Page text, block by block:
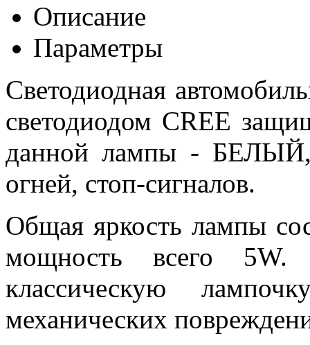
Описание
Параметры
Светодиодная
светодиодом CREE
данной лампы - БЕЛЫЙ,
огней, стоп-сигналов.
Общая яркость лампы
мощность всего 5W.
классическую
механических